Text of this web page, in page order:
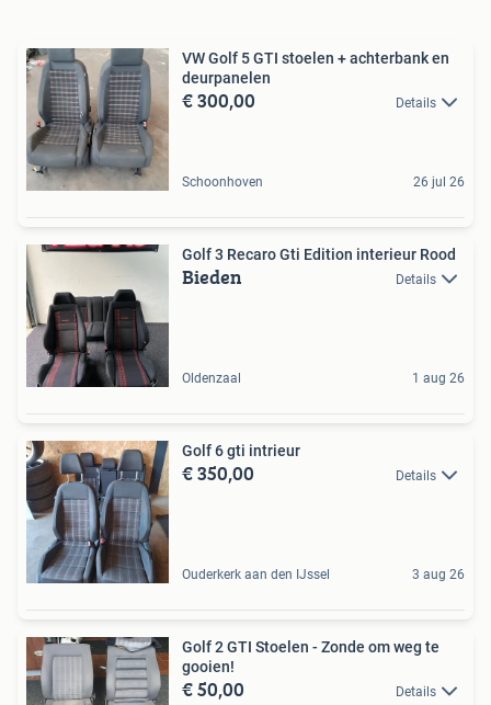
VW Golf 5 GTI stoelen + achterbank en
deurpanelen
€ 300,00 Details
Schoonhoven 26 jul 26
Golf 3 Recaro Gti Edition interieur Rood
Bieden Details
Oldenzaal 1 aug 26
Golf 6 gti intrieur
€ 350,00 Details
Ouderkerk aan den IJssel 3 aug 26
Golf 2 GTI Stoelen - Zonde om weg te
gooien!
€ 50,00 Details